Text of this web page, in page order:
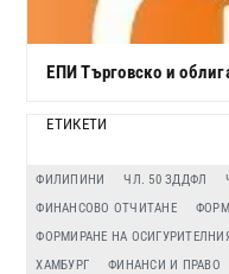
ЕПИ Търговско и
ЕТИКЕТИ
ФИЛИПИНИ ЧЛ. 50 ЗДДФЛ
ФИНАНСОВО ОТЧИТАНЕ
ФОРМИРАНЕ НА
ХАМБУРГ
ФИНАНСИ И ПРАВО